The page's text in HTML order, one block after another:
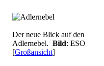
Der neue Blick auf den
Adlernebel. Bild: ESO
[Großansicht]